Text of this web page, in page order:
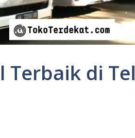
Terbaik di